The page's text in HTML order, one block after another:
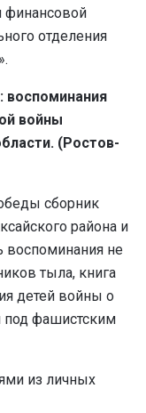
финансовой
отделения
воспоминания
войны
(Ростов-
сборник
района и
воспоминания не
тыла, книга
детей войны о
под фашистским
из личных